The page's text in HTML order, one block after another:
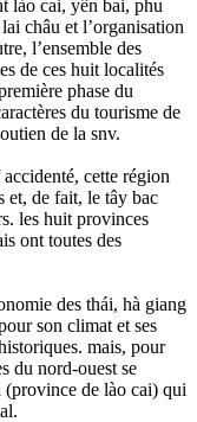
lào cai, yên bai, phu
châu et l’organisation
l’ensemble des
de ces huit localités
phase du
du tourisme de
de la snv.
cette région
et, de fait, le tây bac
les huit provinces
ont toutes des
des thái, hà giang
son climat et ses
mais, pour
du nord-ouest se
(province de lào cai) qui